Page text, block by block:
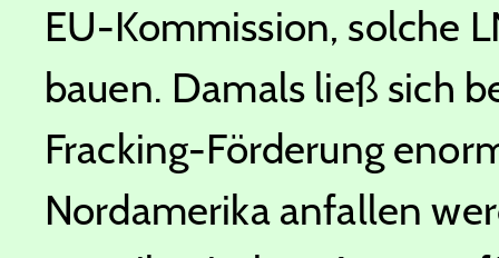
EU-Kommission, solche
bauen. Damals ließ sich
Fracking-Förderung
Nordamerika anfallen